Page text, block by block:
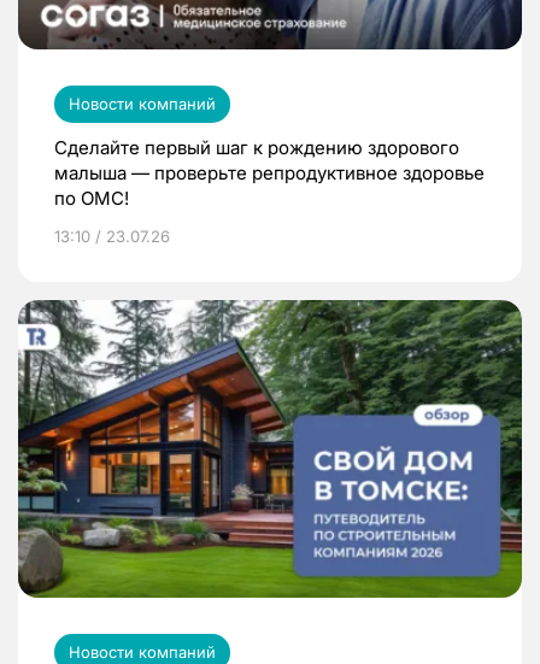
Новости компаний
Сделайте первый шаг к рождению здорового
малыша — проверьте репродуктивное здоровье
по ОМС!
13:10 / 23.07.26
Новости компаний